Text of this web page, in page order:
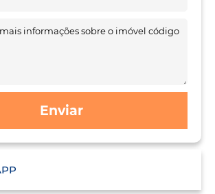
Enviar